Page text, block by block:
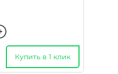
Купить в 1 клик